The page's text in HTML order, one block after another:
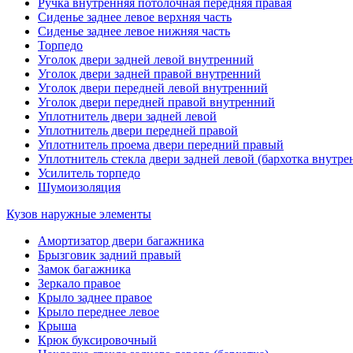
Сиденье заднее левое верхняя часть
Сиденье заднее левое нижняя часть
Торпедо
Уголок двери задней левой внутренний
Уголок двери задней правой внутренний
Уголок двери передней левой внутренний
Уголок двери передней правой внутренний
Уплотнитель двери задней левой
Уплотнитель двери передней правой
Уплотнитель проема двери передний правый
Уплотнитель стекла двери задней левой (бархотка
Усилитель торпедо
Шумоизоляция
Кузов наружные элементы
Амортизатор двери багажника
Брызговик задний правый
Замок багажника
Зеркало правое
Крыло заднее правое
Крыло переднее левое
Крыша
Крюк буксировочный